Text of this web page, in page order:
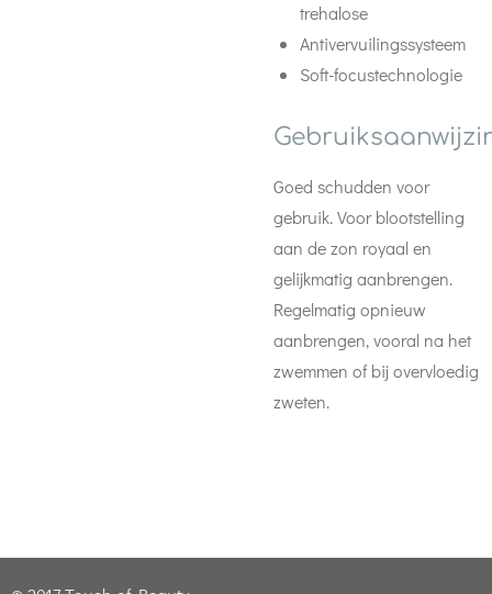
trehalose
Antivervuilingssysteem
Soft-focustechnologie
Goed schudden voor
gebruik. Voor blootstelling
aan de zon royaal en
gelijkmatig aanbrengen.
Regelmatig opnieuw
aanbrengen, vooral na het
zwemmen of bij overvloedig
zweten.